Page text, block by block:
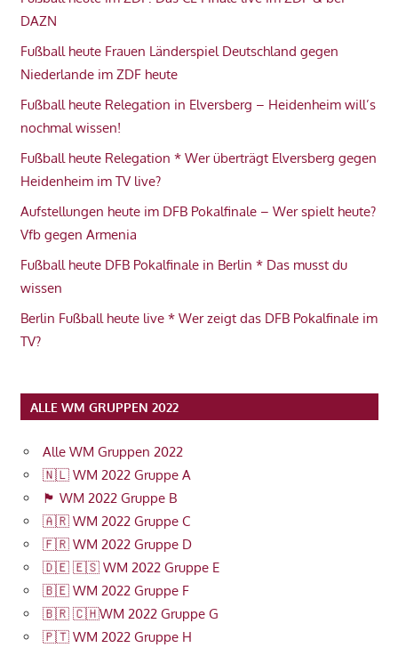
DAZN
Fußball heute Frauen Länderspiel Deutschland gegen
Niederlande im ZDF heute
Fußball heute Relegation in Elversberg – Heidenheim will’s
nochmal wissen!
Fußball heute Relegation * Wer überträgt Elversberg gegen
Heidenheim im TV live?
Aufstellungen heute im DFB Pokalfinale – Wer spielt heute?
Vfb gegen Armenia
Fußball heute DFB Pokalfinale in Berlin * Das musst du
wissen
Berlin Fußball heute live * Wer zeigt das DFB Pokalfinale im
TV?
ALLE WM GRUPPEN 2022
Alle WM Gruppen 2022
🇳🇱 WM 2022 Gruppe A
🏴󠁧󠁢󠁥󠁮󠁧󠁿 WM 2022 Gruppe B
🇦🇷 WM 2022 Gruppe C
🇫🇷 WM 2022 Gruppe D
🇩🇪 🇪🇸 WM 2022 Gruppe E
🇧🇪 WM 2022 Gruppe F
🇧🇷 🇨🇭WM 2022 Gruppe G
🇵🇹 WM 2022 Gruppe H